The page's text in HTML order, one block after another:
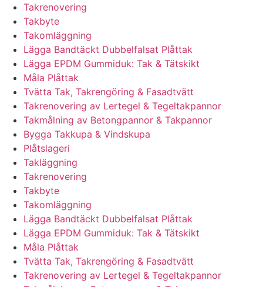
Takrenovering
Takbyte
Takomläggning
Lägga Bandtäckt Dubbelfalsat Plåttak
Lägga EPDM Gummiduk: Tak & Tätskikt
Måla Plåttak
Tvätta Tak, Takrengöring & Fasadtvätt
Takrenovering av Lertegel & Tegeltakpannor
Takmålning av Betongpannor & Takpannor
Bygga Takkupa & Vindskupa
Plåtslageri
Takläggning
Takrenovering
Takbyte
Takomläggning
Lägga Bandtäckt Dubbelfalsat Plåttak
Lägga EPDM Gummiduk: Tak & Tätskikt
Måla Plåttak
Tvätta Tak, Takrengöring & Fasadtvätt
Takrenovering av Lertegel & Tegeltakpannor